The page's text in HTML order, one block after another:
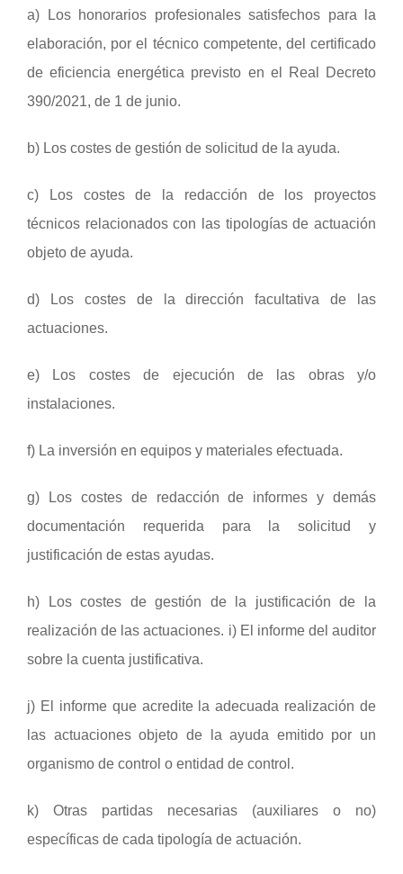
a) Los honorarios profesionales satisfechos para la
elaboración, por el técnico competente, del certificado
de eficiencia energética previsto en el Real Decreto
390/2021, de 1 de junio.
b) Los costes de gestión de solicitud de la ayuda.
c) Los costes de la redacción de los proyectos
técnicos relacionados con las tipologías de actuación
objeto de ayuda.
d) Los costes de la dirección facultativa de las
actuaciones.
e) Los costes de ejecución de las obras y/o
instalaciones.
f) La inversión en equipos y materiales efectuada.
g) Los costes de redacción de informes y demás
documentación requerida para la solicitud y
justificación de estas ayudas.
h) Los costes de gestión de la justificación de la
realización de las actuaciones. i) El informe del auditor
sobre la cuenta justificativa.
j) El informe que acredite la adecuada realización de
las actuaciones objeto de la ayuda emitido por un
organismo de control o entidad de control.
k) Otras partidas necesarias (auxiliares o no)
específicas de cada tipología de actuación.